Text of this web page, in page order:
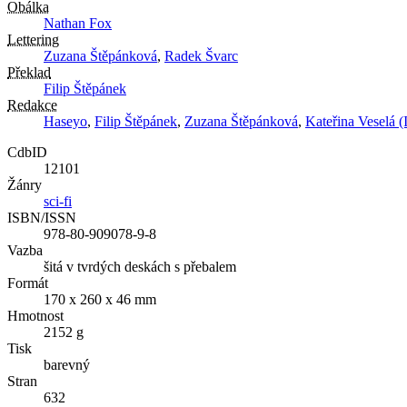
Obálka
Nathan Fox
Lettering
Zuzana Štěpánková, Radek Švarc
Překlad
Filip Štěpánek
Redakce
Haseyo, Filip Štěpánek, Zuzana Štěpánková, Kateřina Veselá
CdbID
12101
Žánry
sci-fi
ISBN/ISSN
978-80-909078-9-8
Vazba
šitá v tvrdých deskách s přebalem
Formát
170 x 260 x 46 mm
Hmotnost
2152 g
Tisk
barevný
Stran
632